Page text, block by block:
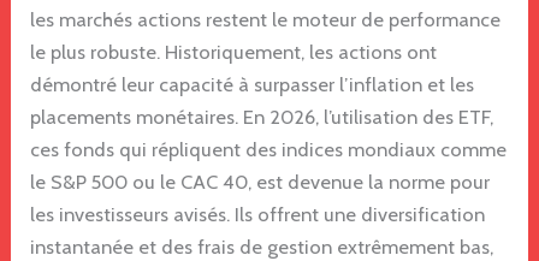
les marchés actions restent le moteur de performance
le plus robuste. Historiquement, les actions ont
démontré leur capacité à surpasser l’inflation et les
placements monétaires. En 2026, l’utilisation des ETF,
ces fonds qui répliquent des indices mondiaux comme
le S&P 500 ou le CAC 40, est devenue la norme pour
les investisseurs avisés. Ils offrent une diversification
instantanée et des frais de gestion extrêmement bas,